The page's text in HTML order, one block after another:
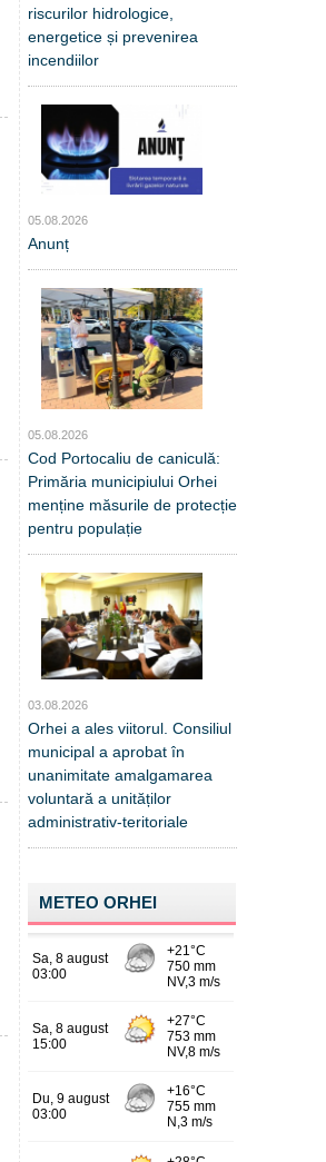
riscurilor hidrologice,
energetice și prevenirea
incendiilor
05.08.2026
Anunț
05.08.2026
Cod Portocaliu de caniculă:
Primăria municipiului Orhei
menține măsurile de protecție
pentru populație
03.08.2026
Orhei a ales viitorul. Consiliul
municipal a aprobat în
unanimitate amalgamarea
voluntară a unităților
administrativ-teritoriale
METEO ORHEI